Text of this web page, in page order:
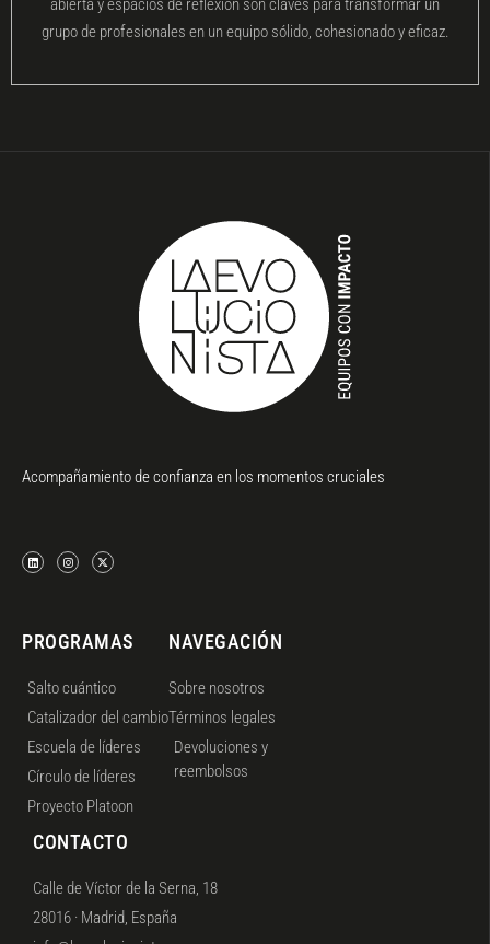
abierta y espacios de reflexión son claves para transformar un
grupo de profesionales en un equipo sólido, cohesionado y eficaz.
Acompañamiento de confianza en los momentos cruciales
PROGRAMAS
Salto cuántico
Catalizador del cambio
Escuela de líderes
Círculo de líderes
Proyecto Platoon
NAVEGACIÓN
Sobre nosotros
Términos legales
Devoluciones y
reembolsos
CONTACTO
Calle de Víctor de la Serna, 18
28016 · Madrid, España